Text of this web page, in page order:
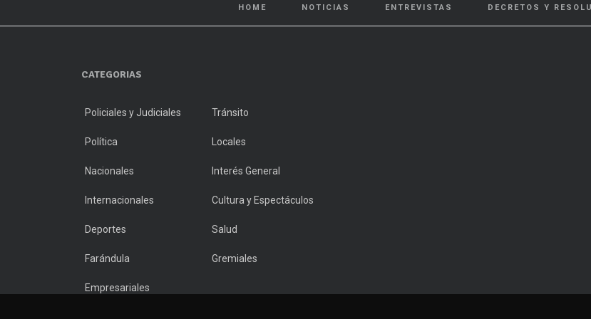
HOME NOTICIAS ENTREVISTAS DECRETOS Y
CATEGORIAS
Policiales y Judiciales Tránsito
Política Locales
Nacionales Interés General
Internacionales Cultura y Espectáculos
Deportes Salud
Farándula Gremiales
Empresariales